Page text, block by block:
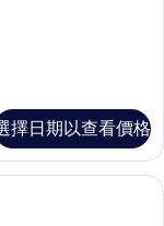
擇日期以查看價格
單人床 | 羽絨被、迷你